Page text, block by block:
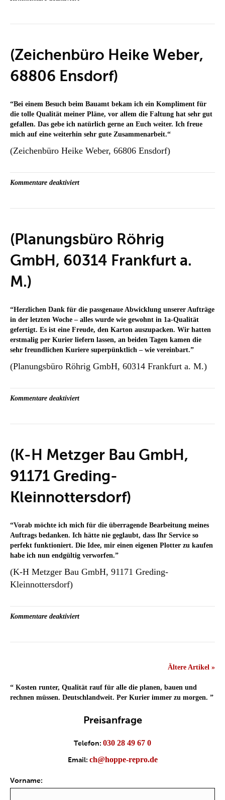
57250
Netphen)
(Zeichenbüro Heike Weber,
68806 Ensdorf)
“Bei einem Besuch beim Bauamt bekam ich ein Kompliment für
die tolle Qualität meiner Pläne, vor allem die Faltung hat sehr gut
gefallen. Das gebe ich natürlich gerne an Euch weiter. Ich freue
mich auf eine weiterhin sehr gute Zusammenarbeit.“
(Zeichenbüro Heike Weber, 66806 Ensdorf)
Kommentare deaktiviertfür
Ensdorf)
(Planungsbüro Röhrig
GmbH, 60314 Frankfurt a.
M.)
“Herzlichen Dank für die passgenaue Abwicklung unserer Aufträge
in der letzten Woche – alles wurde wie gewohnt in 1a-Qualität
gefertigt. Es ist eine Freude, den Karton auszupacken. Wir hatten
erstmalig per Kurier liefern lassen, an beiden Tagen kamen die
sehr freundlichen Kuriere superpünktlich – wie vereinbart.”
(Planungsbüro Röhrig GmbH, 60314 Frankfurt a. M.)
Kommentare deaktiviertfür
a.
(K-H Metzger Bau GmbH,
91171 Greding-
Kleinnottersdorf)
“Vorab möchte ich mich für die überragende Bearbeitung meines
Auftrags bedanken. Ich hätte nie geglaubt, dass Ihr Service so
perfekt funktioniert. Die Idee, mir einen eigenen Plotter zu kaufen
habe ich nun endgültig verworfen.”
(K-H Metzger Bau GmbH, 91171 Greding-
Kleinnottersdorf)
Kommentare deaktiviertfür
Greding-
Kleinnottersdorf)
Ältere Artikel »
“ Kosten runter, Qualität rauf für alle die planen, bauen und
rechnen müssen. Deutschlandweit. Per Kurier immer zu morgen. ”
Preisanfrage
Telefon: 030 28 49 67 0
Email: ch@hoppe-repro.de
Vorname: